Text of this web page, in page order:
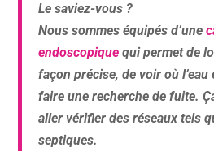
Le saviez-vous ?
Nous sommes équipés d’une
endoscopique qui permet de
façon précise, de voir où
faire une recherche de fuite.
aller vérifier des réseaux tels
septiques.